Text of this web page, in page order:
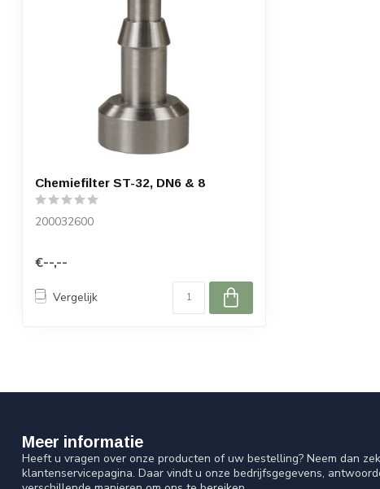
Chemiefilter ST-32, DN6 & 8
200032600
€--,--
Vergelijk
Meer informatie
Heeft u vragen over onze producten of uw bestelling? Neem dan
klantenservicepagina. Daar vindt u onze bedrijfsgegevens,